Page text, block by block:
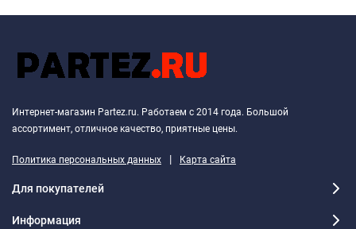
Интернет-магазин Partez.ru. Работаем с 2014 года. Большой
ассортимент, отличное качество, приятные цены.
Политика персональных данных | Карта сайта
Для покупателей
Информация